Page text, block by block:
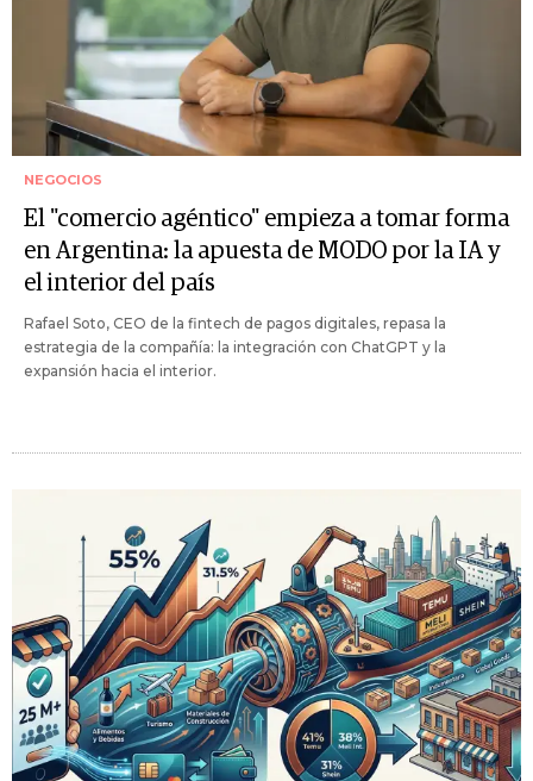
NEGOCIOS
El "comercio agéntico" empieza a tomar forma
en Argentina: la apuesta de MODO por la IA y
el interior del país
Rafael Soto, CEO de la fintech de pagos digitales, repasa la
estrategia de la compañía: la integración con ChatGPT y la
expansión hacia el interior.